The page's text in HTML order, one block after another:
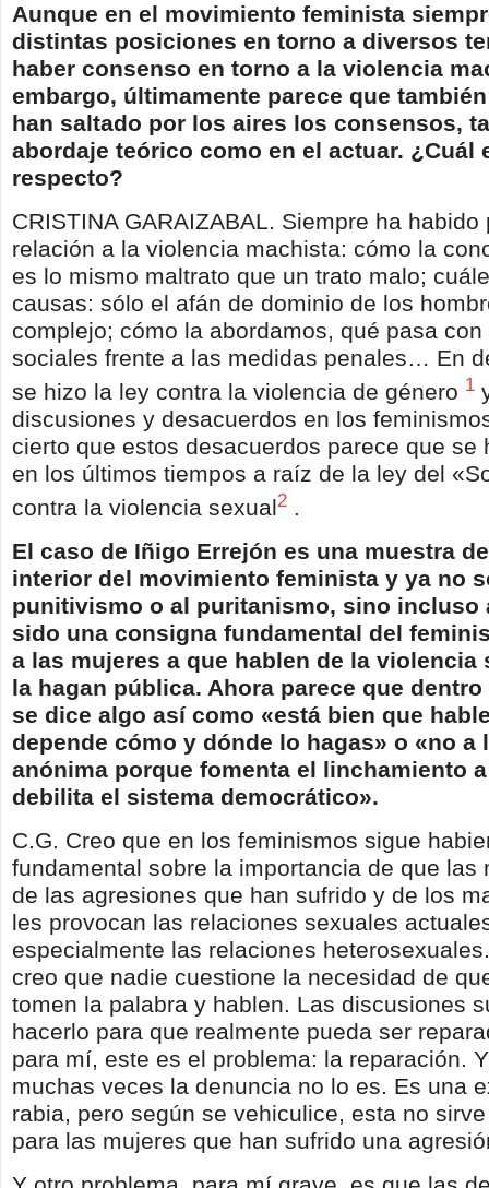
Aunque en el movimiento feminista
distintas posiciones en torno a diversos
haber consenso en torno a la violencia
embargo, últimamente parece que
han saltado por los aires los consensos,
abordaje teórico como en el actuar. ¿Cuál
respecto?
CRISTINA GARAIZABAL. Siempre ha
relación a la violencia machista: cómo la
es lo mismo maltrato que un trato malo;
causas: sólo el afán de dominio de los
complejo; cómo la abordamos, qué pasa
sociales frente a las medidas penales… En
se hizo la ley contra la violencia de género 1
discusiones y desacuerdos en los
cierto que estos desacuerdos parece que se
en los últimos tiempos a raíz de la ley del
contra la violencia sexual2 .
El caso de Iñigo Errejón es una muestra
interior del movimiento feminista y ya no
punitivismo o al puritanismo, sino incluso
sido una consigna fundamental del
a las mujeres a que hablen de la violencia
la hagan pública. Ahora parece que
se dice algo así como «está bien que
depende cómo y dónde lo hagas» o «no a
anónima porque fomenta el linchamiento
debilita el sistema democrático».
C.G. Creo que en los feminismos sigue
fundamental sobre la importancia de que las
de las agresiones que han sufrido y de los
les provocan las relaciones sexuales
especialmente las relaciones
creo que nadie cuestione la necesidad de
tomen la palabra y hablen. Las discusiones
hacerlo para que realmente pueda ser
para mí, este es el problema: la reparación.
muchas veces la denuncia no lo es. Es una
rabia, pero según se vehiculice, esta no
para las mujeres que han sufrido una